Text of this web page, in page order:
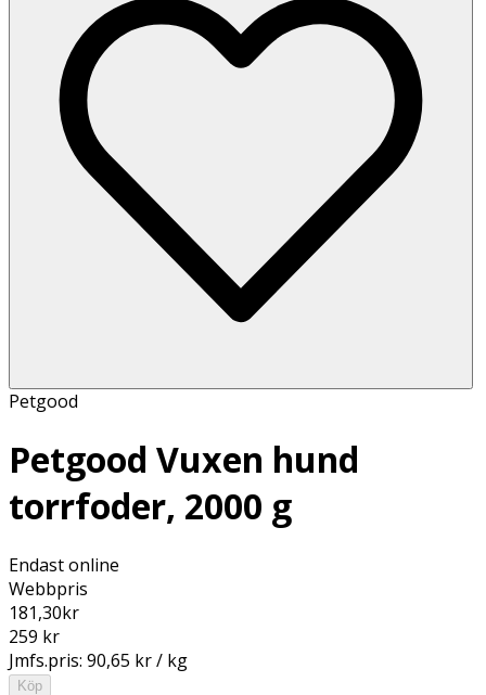
Petgood
Petgood Vuxen hund
torrfoder, 2000 g
Endast online
Webbpris
181,30kr
259 kr
Jmfs.pris: 90,65 kr / kg
Köp